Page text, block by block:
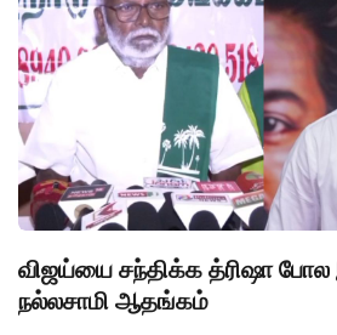
விஜய்யை சந்திக்க த்ரிஷா
நல்லசாமி ஆதங்கம்